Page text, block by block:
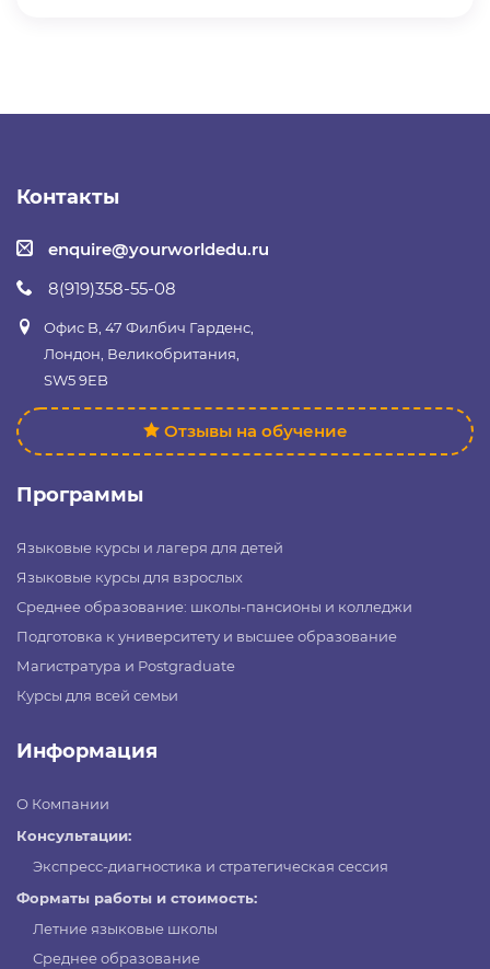
Контакты
enquire@yourworldedu.ru
8(919)358-55-08
Офис B, 47 Филбич Гарденс,
Лондон, Великобритания,
SW5 9EB
Отзывы на обучение
Программы
Языковые курсы и лагеря для детей
Языковые курсы для взрослых
Среднее образование: школы-пансионы и колледжи
Подготовка к университету и высшее образование
Магистратура и Postgraduate
Курсы для всей семьи
Информация
О Компании
Консультации:
Экспресс-диагностика и стратегическая сессия
Форматы работы и стоимость:
Летние языковые школы
Среднее образование